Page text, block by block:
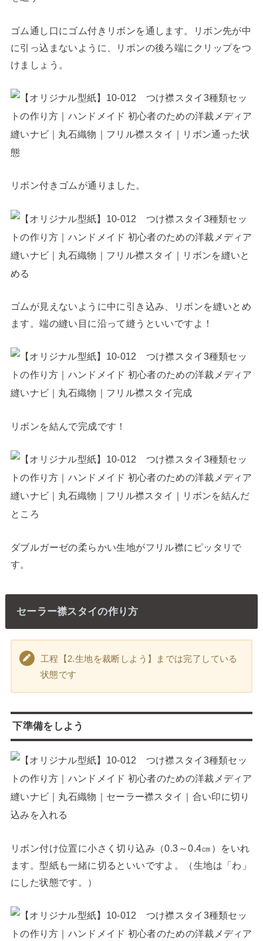
ゴム通し口にゴム付きリボンを通します。リボン先が中
に引っ込まないように、リボンの後ろ端にクリップをつ
けましょう。
リボン付きゴムが通りました。
ゴムが見えないように中に引き込み、リボンを縫いとめ
ます。端の縫い目に沿って縫うといいですよ！
リボンを結んで完成です！
ダブルガーゼの柔らかい生地がフリル襟にピッタリで
す。
セーラー襟スタイの作り方
工程【2.生地を裁断しよう】までは完了している
状態です
下準備をしよう
リボン付け位置に小さく切り込み（0.3～0.4㎝）をいれ
ます。型紙も一緒に切るといいですよ。（生地は「わ」
にした状態です。）